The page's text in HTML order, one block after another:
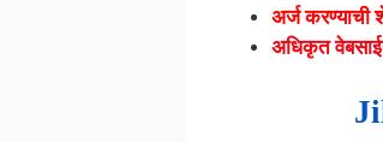
अर्ज करण्याची
अधिकृत